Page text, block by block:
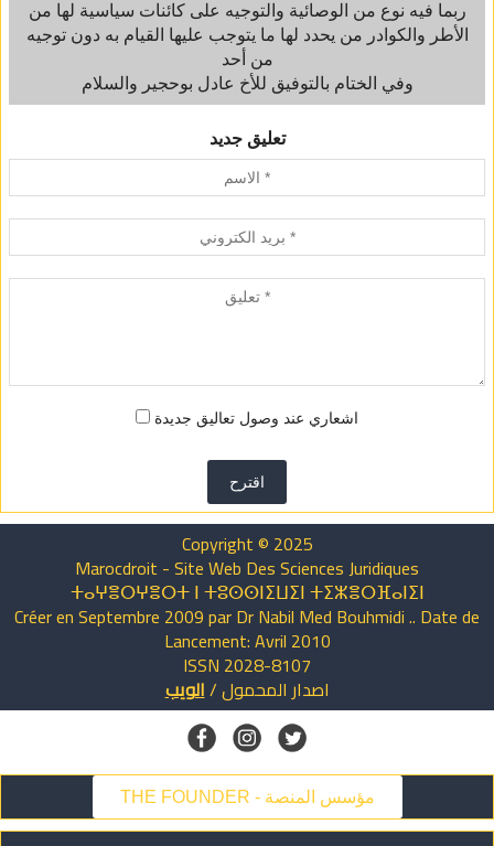
ربما فيه نوع من الوصائية والتوجيه على كائنات سياسية لها من
الأطر والكوادر من يحدد لها ما يتوجب عليها القيام به دون توجيه
من أحد
وفي الختام بالتوفيق للأخ عادل بوحجير والسلام
تعليق جديد
اشعاري عند وصول تعاليق جديدة
اقترح
Copyright © 2025
Marocdroit - Site Web Des Sciences Juridiques
ⵜⴰⵖⴻⵔⵖⴻⵔⵜ ⵏ ⵜⵓⵙⵙⵏⵉⵡⵉⵏ ⵜⵉⵣⴻⵔⴼⴰⵏⵉⵏ
Créer en Septembre 2009 par Dr Nabil Med Bouhmidi .. Date de
Lancement: Avril 2010
ISSN 2028-8107
اصدار المحمول/الويب
THE FOUNDER - مؤسس المنصة